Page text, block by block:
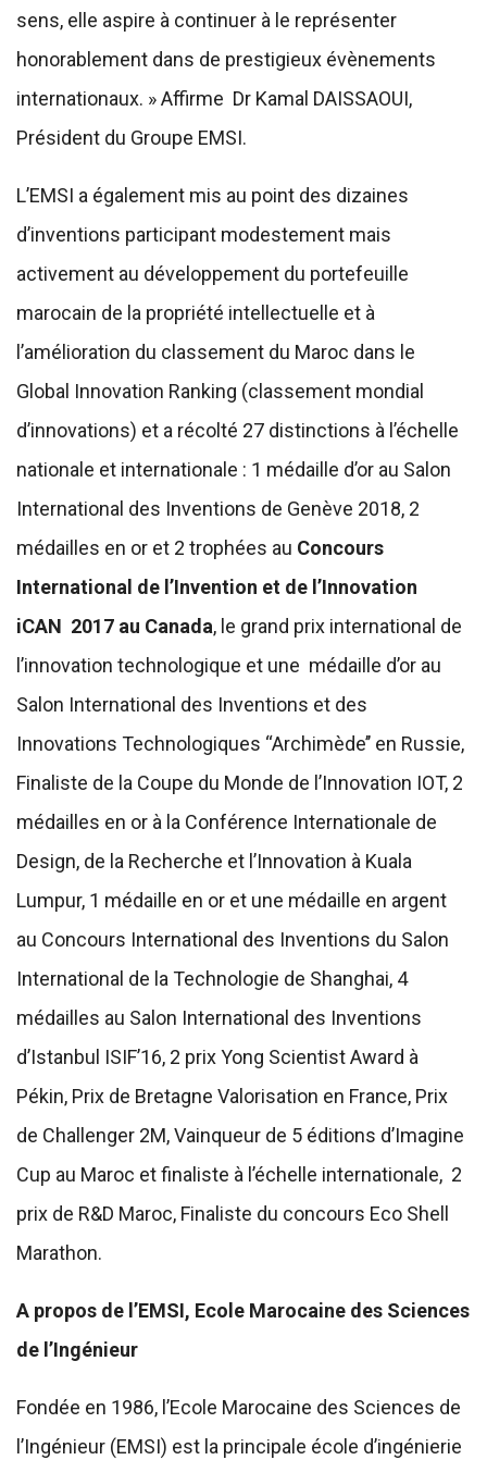
sens, elle aspire à continuer à le représenter
honorablement dans de prestigieux évènements
internationaux. » Affirme Dr Kamal DAISSAOUI,
Président du Groupe EMSI.
L’EMSI a également mis au point des dizaines
d’inventions participant modestement mais
activement au développement du portefeuille
marocain de la propriété intellectuelle et à
l’amélioration du classement du Maroc dans le
Global Innovation Ranking (classement mondial
d’innovations) et a récolté 27 distinctions à l’échelle
nationale et internationale : 1 médaille d’or au Salon
International des Inventions de Genève 2018, 2
médailles en or et 2 trophées au Concours
International de l’Invention et de l’Innovation
iCAN 2017 au Canada, le grand prix international de
l’innovation technologique et une médaille d’or au
Salon International des Inventions et des
Innovations Technologiques “Archimède’’ en Russie,
Finaliste de la Coupe du Monde de l’Innovation IOT, 2
médailles en or à la Conférence Internationale de
Design, de la Recherche et l’Innovation à Kuala
Lumpur, 1 médaille en or et une médaille en argent
au Concours International des Inventions du Salon
International de la Technologie de Shanghai, 4
médailles au Salon International des Inventions
d’Istanbul ISIF’16, 2 prix Yong Scientist Award à
Pékin, Prix de Bretagne Valorisation en France, Prix
de Challenger 2M, Vainqueur de 5 éditions d’Imagine
Cup au Maroc et finaliste à l’échelle internationale, 2
prix de R&D Maroc, Finaliste du concours Eco Shell
Marathon.
A propos de l’EMSI, Ecole Marocaine des Sciences
de l’Ingénieur
Fondée en 1986, l’Ecole Marocaine des Sciences de
l’Ingénieur (EMSI) est la principale école d’ingénierie